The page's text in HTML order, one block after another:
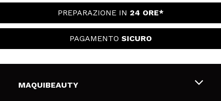
PREPARAZIONE IN 24 ORE*
PAGAMENTO SICURO
MAQUIBEAUTY